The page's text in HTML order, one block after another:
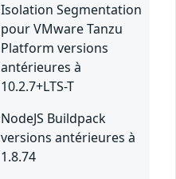
Isolation Segmentation
pour VMware Tanzu
Platform versions
antérieures à
10.2.7+LTS-T
NodeJS Buildpack
versions antérieures à
1.8.74